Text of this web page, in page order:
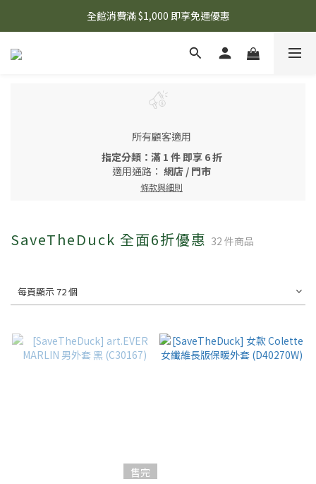
🌟 想知道現在有什麼優惠嗎？ 點擊查看最新優惠！
全館消費滿 $1,000 即享免運優惠
🌟 想知道現在有什麼優惠嗎？ 點擊查看最新優惠！
所有顧客適用
指定分類：滿 1 件 即享 6 折
適用通路： 網店 / 門市
條款與細則
SaveTheDuck 全面6折優惠 32 件商品
每頁顯示 72 個
售完